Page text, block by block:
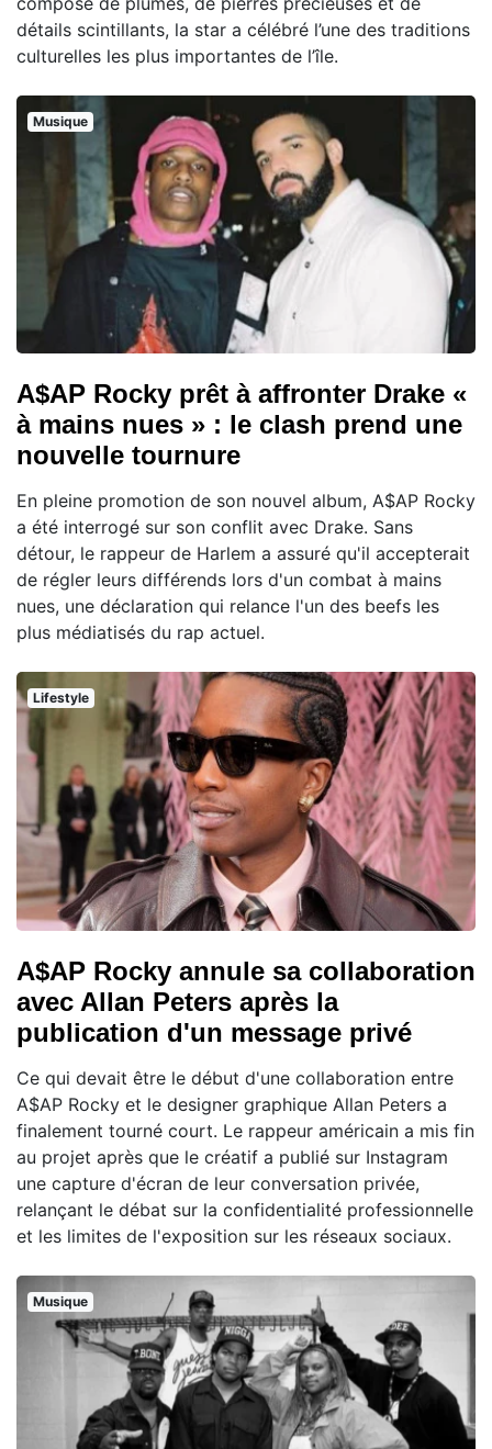
détails scintillants, la star a célébré l’une des traditions
culturelles les plus importantes de l’île.
Musique
A$AP Rocky prêt à affronter Drake «
à mains nues » : le clash prend une
nouvelle tournure
En pleine promotion de son nouvel album, A$AP Rocky
a été interrogé sur son conflit avec Drake. Sans
détour, le rappeur de Harlem a assuré qu'il accepterait
de régler leurs différends lors d'un combat à mains
nues, une déclaration qui relance l'un des beefs les
plus médiatisés du rap actuel.
Lifestyle
A$AP Rocky annule sa collaboration
avec Allan Peters après la
publication d'un message privé
Ce qui devait être le début d'une collaboration entre
A$AP Rocky et le designer graphique Allan Peters a
finalement tourné court. Le rappeur américain a mis fin
au projet après que le créatif a publié sur Instagram
une capture d'écran de leur conversation privée,
relançant le débat sur la confidentialité professionnelle
et les limites de l'exposition sur les réseaux sociaux.
Musique